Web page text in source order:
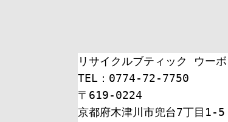
リサイクルブティック ウーボ
TEL：0774-72-7750
〒619-0224
京都府木津川市兜台7丁目1-5